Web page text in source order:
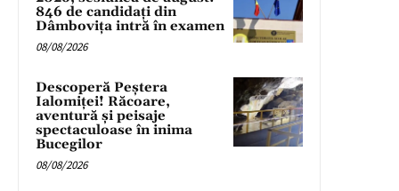
846 de candidați din
Dâmbovița intră în examen
08/08/2026
Descoperă Peștera
Ialomiței! Răcoare,
aventură și peisaje
spectaculoase în inima
Bucegilor
08/08/2026